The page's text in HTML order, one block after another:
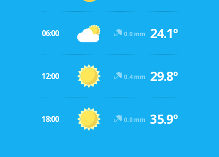
06:00 0.0 mm 24.1º
12:00 0.4 mm 29.8º
18:00 0.0 mm 35.9º